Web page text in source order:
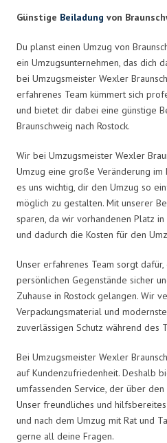
Günstige Beiladung von
Du planst einen Umzug von
ein Umzugsunternehmen, das dich
bei Umzugsmeister Wexler
erfahrenes Team kümmert sich
und bietet dir dabei eine günstige
Braunschweig nach Rostock.
Wir bei Umzugsmeister Wexler
Umzug eine große Veränderung im
es uns wichtig, dir den Umzug so
möglich zu gestalten. Mit unserer
sparen, da wir vorhandenen Platz
und dadurch die Kosten für den
Unser erfahrenes Team sorgt
persönlichen Gegenstände sicher
Zuhause in Rostock gelangen. Wir
Verpackungsmaterial und
zuverlässigen Schutz während des
Bei Umzugsmeister Wexler
auf Kundenzufriedenheit. Deshalb
umfassenden Service, der über
Unser freundliches und
und nach dem Umzug mit Rat und
gerne all deine Fragen.